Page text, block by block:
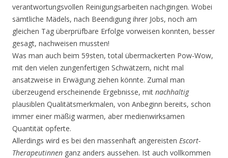
verantwortungsvollen Reini­gungsarbeiten nachgingen. Wobei
sämtliche Mädels, nach Beendigung ihrer Jobs, noch am
gleichen Tag überprüfbare Erfolge vorweisen konnten, besser
gesagt, nachweisen mussten!
Was man auch beim 59sten, total übermackerten Pow-Wow,
mit den vielen zungenfertigen Schwät­zern, nicht mal
ansatzweise in Erwägung ziehen könnte. Zumal man
überzeugend erscheinende Ergebnisse, mit nachhaltig
plausiblen Qualitätsmerkmalen, von Anbeginn bereits, schon
immer einer mäßig warmen, aber medienwirksamen
Quantität opferte.
Allerdings wird es bei den massenhaft angereisten Escort-
Therapeutinnen ganz anders aussehen. Ist auch vollkommen